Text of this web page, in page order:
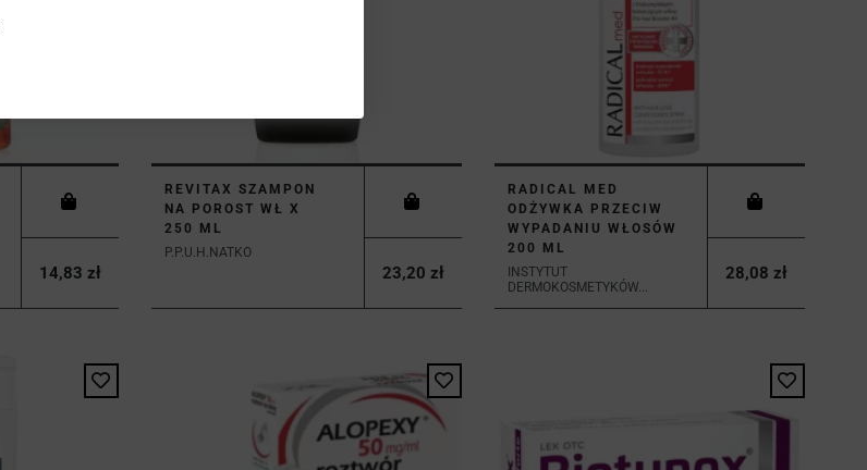
14,83 zł
REVITAX SZAMPON
NA POROST WŁ X
250 ML
P.P.U.H.NATKO
23,20 zł
RADICAL MED
ODŻYWKA PRZECIW
WYPADANIU WŁOSÓW
200 ML
INSTYTUT
DERMOKOSMETYKÓW...
28,08 zł